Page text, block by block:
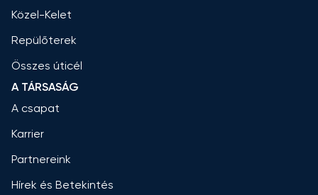
Közel-Kelet
Repülőterek
Összes úticél
A TÁRSASÁG
A csapat
Karrier
Partnereink
Hírek és Betekintés